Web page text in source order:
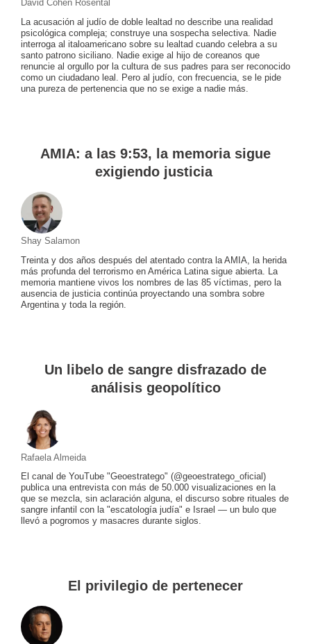
David Cohen Rosental
La acusación al judío de doble lealtad no describe una realidad
psicológica compleja; construye una sospecha selectiva. Nadie
interroga al italoamericano sobre su lealtad cuando celebra a su
santo patrono siciliano. Nadie exige al hijo de coreanos que
renuncie al orgullo por la cultura de sus padres para ser reconocido
como un ciudadano leal. Pero al judío, con frecuencia, se le pide
una pureza de pertenencia que no se exige a nadie más.
AMIA: a las 9:53, la memoria sigue
exigiendo justicia
Shay Salamon
Treinta y dos años después del atentado contra la AMIA, la herida
más profunda del terrorismo en América Latina sigue abierta. La
memoria mantiene vivos los nombres de las 85 víctimas, pero la
ausencia de justicia continúa proyectando una sombra sobre
Argentina y toda la región.
Un libelo de sangre disfrazado de
análisis geopolítico
Rafaela Almeida
El canal de YouTube "Geoestratego" (@geoestratego_oficial)
publica una entrevista con más de 50.000 visualizaciones en la
que se mezcla, sin aclaración alguna, el discurso sobre rituales de
sangre infantil con la "escatología judía" e Israel — un bulo que
llevó a pogromos y masacres durante siglos.
El privilegio de pertenecer